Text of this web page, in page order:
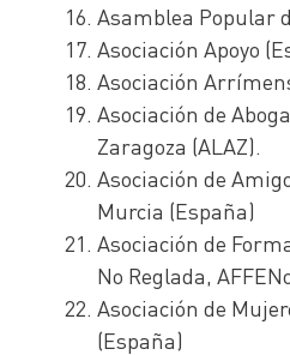
Asamblea Popular
Asociación Apoyo
Asociación
Asociación de
Zaragoza (ALAZ).
Asociación de
Murcia (España)
Asociación de
No Reglada,
Asociación de
(España)